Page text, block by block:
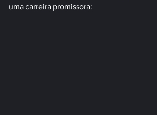
uma carreira promissora: